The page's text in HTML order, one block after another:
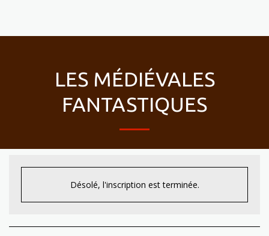
LES MÉDIÉVALES
FANTASTIQUES
Désolé, l'inscription est terminée.